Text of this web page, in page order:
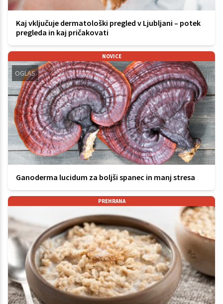
Kaj vključuje dermatološki pregled v Ljubljani – potek
pregleda in kaj pričakovati
NOVICE
OGLAS
Ganoderma lucidum za boljši spanec in manj stresa
PREHRANA